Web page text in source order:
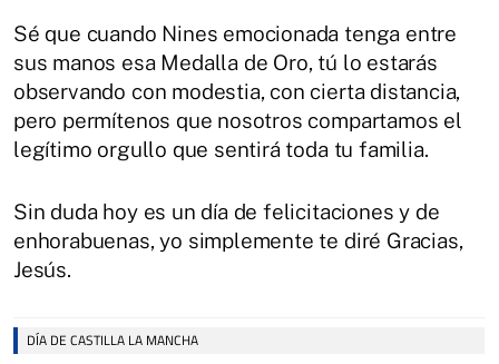
Sé que cuando Nines emocionada tenga entre
sus manos esa Medalla de Oro, tú lo estarás
observando con modestia, con cierta distancia,
pero permítenos que nosotros compartamos el
legítimo orgullo que sentirá toda tu familia.
Sin duda hoy es un día de felicitaciones y de
enhorabuenas, yo simplemente te diré Gracias,
Jesús.
DÍA DE CASTILLA LA MANCHA